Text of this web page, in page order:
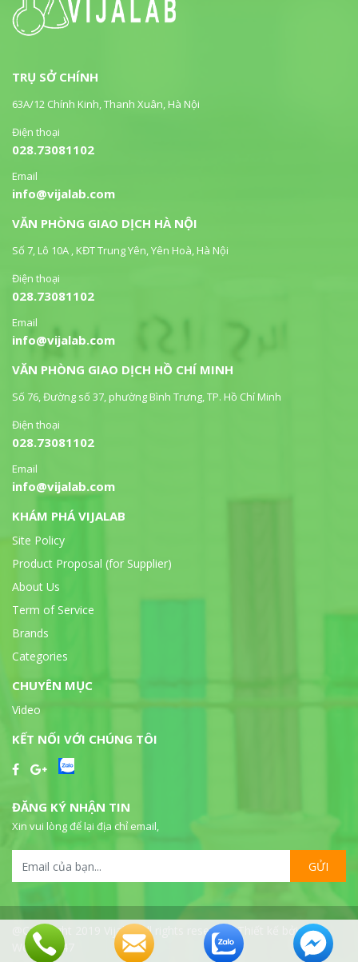
TRỤ SỞ CHÍNH
63A/12 Chính Kinh, Thanh Xuân, Hà Nội
Điện thoại
028.73081102
Email
info@vijalab.com
VĂN PHÒNG GIAO DỊCH HÀ NỘI
Số 7, Lô 10A , KĐT Trung Yên, Yên Hoà, Hà Nội
Điện thoại
028.73081102
Email
info@vijalab.com
VĂN PHÒNG GIAO DỊCH HỒ CHÍ MINH
Số 76, Đường số 37, phường Bình Trưng, TP. Hồ Chí Minh
Điện thoại
028.73081102
Email
info@vijalab.com
KHÁM PHÁ VIJALAB
Site Policy
Product Proposal (for Supplier)
About Us
Term of Service
Brands
Categories
CHUYÊN MỤC
Video
KẾT NỐI VỚI CHÚNG TÔI
ĐĂNG KÝ NHẬN TIN
Xin vui lòng để lại địa chỉ email,
GỬI
@Copyright 2019 Vijalab all rights reserved. Thiết kế bởi
WebSeo247